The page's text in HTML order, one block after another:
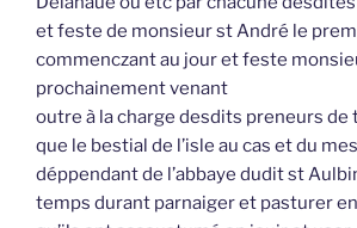
et feste de monsieur st André le
commenczant au jour et feste
prochainement venant
outre à la charge desdits preneurs
que le bestial de l’isle au cas et du
déppendant de l’abbaye dudit st
temps durant parnaiger et pasturer